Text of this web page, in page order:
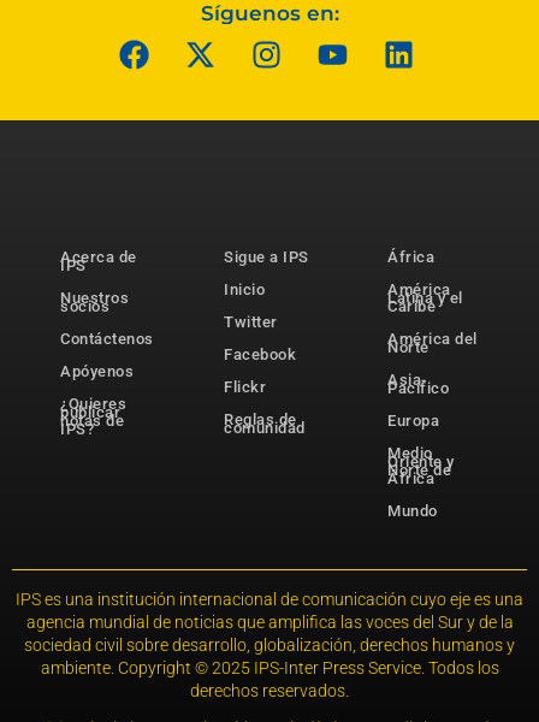
Síguenos en:
Acerca de
IPS
Nuestros
socios
Contáctenos
Apóyenos
¿Quieres
publicar
notas de
IPS?
Sigue a IPS
Inicio
Twitter
Facebook
Flickr
Reglas de
comunidad
África
América
Latina y el
Caribe
América del
Norte
Asia-
Pacífico
Europa
Medio
Oriente y
Norte de
África
Mundo
IPS es una institución internacional de comunicación cuyo eje es una
agencia mundial de noticias que amplifica las voces del Sur y de la
sociedad civil sobre desarrollo, globalización, derechos humanos y
ambiente. Copyright © 2025 IPS-Inter Press Service. Todos los
derechos reservados.